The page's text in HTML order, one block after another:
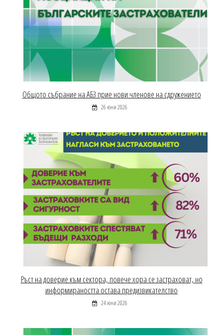
Общото събрание на АБЗ прие нови членове на сдружението
26 юни 2026
Ръст на доверие към сектора, повече хора се застраховат, но
информираността остава предизвикателство
24 юни 2026